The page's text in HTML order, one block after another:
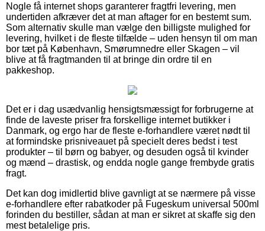
Nogle få internet shops garanterer fragtfri levering, men
undertiden afkræver det at man aftager for en bestemt sum.
Som alternativ skulle man vælge den billigste mulighed for
levering, hvilket i de fleste tilfælde – uden hensyn til om man
bor tæt på København, Smørumnedre eller Skagen – vil
blive at få fragtmanden til at bringe din ordre til en
pakkeshop.
Det er i dag usædvanlig hensigtsmæssigt for forbrugerne at
finde de laveste priser fra forskellige internet butikker i
Danmark, og ergo har de fleste e-forhandlere været nødt til
at formindske prisniveauet på specielt deres bedst i test
produkter – til børn og babyer, og desuden også til kvinder
og mænd – drastisk, og endda nogle gange frembyde gratis
fragt.
Det kan dog imidlertid blive gavnligt at se nærmere på visse
e-forhandlere efter rabatkoder på Fugeskum universal 500ml
forinden du bestiller, sådan at man er sikret at skaffe sig den
mest betalelige pris.